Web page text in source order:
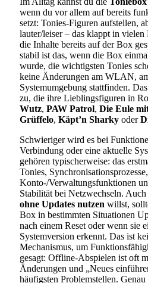
wenn du vor allem auf bereits
setzt: Tonies-Figuren aufstellen,
lauter/leiser – das klappt in
die Inhalte bereits auf der Box
stabil ist das, wenn die Box
wurde, die wichtigsten Tonies
keine Änderungen am WLAN,
Systemumgebung stattfinden.
zu, die ihre Lieblingsfiguren in
Wutz, PAW Patrol, Die Eule
Grüffelo, Käpt’n Sharky oder
Schwieriger wird es bei
Verbindung oder eine aktuelle
gehören typischerweise: das
Tonies,
Konto-/Verwaltungsfunktionen
Stabilität bei Netzwechseln.
ohne Updates nutzen willst,
Box in bestimmten Situationen
nach einem Reset oder wenn sie
Systemversion erkennt. Das ist
Mechanismus, um
gesagt: Offline-Abspielen ist oft
Änderungen und „Neues
häufigsten Problemstellen.